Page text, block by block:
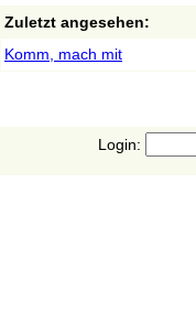
Zuletzt angesehen:
Komm, mach mit
Login: